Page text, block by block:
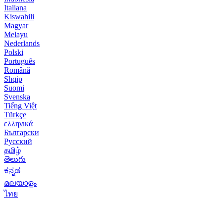
Italiana
Kiswahili
Magyar
Melayu
Nederlands
Polski
Português
Română
Shqip
Suomi
Svenska
Tiếng Việt
Türkçe
ελληνικά
Български
Русский
தமிழ்
తెలుగు
ಕನ್ನಡ
മലയാളം
ไทย